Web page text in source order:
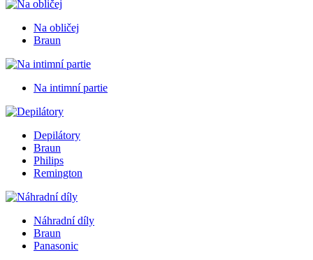
Na obličej
Braun
Na intimní partie
Depilátory
Braun
Philips
Remington
Náhradní díly
Braun
Panasonic